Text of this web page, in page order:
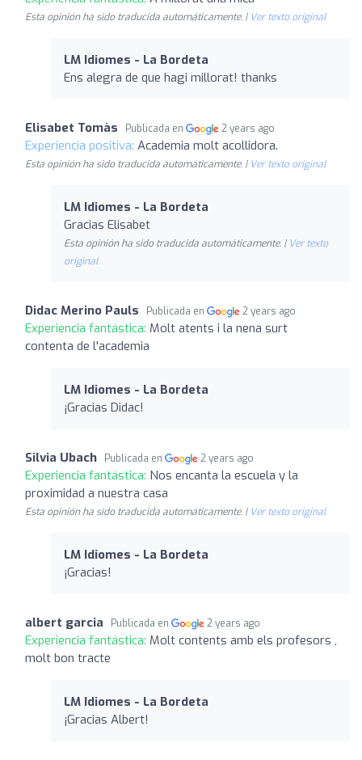
Esta opinión ha sido traducida automáticamente. | Ver texto original
LM Idiomes - La Bordeta
Ens alegra de que hagi millorat! thanks
Elisabet Tomàs Publicada en 2 years ago
Experiencia positiva: Academia molt acollidora.
Esta opinión ha sido traducida automáticamente. | Ver texto original
LM Idiomes - La Bordeta
Gracias Elisabet
Esta opinión ha sido traducida automáticamente. | Ver texto
original
Didac Merino Pauls Publicada en 2 years ago
Experiencia fantástica: Molt atents i la nena surt
contenta de l'academia
LM Idiomes - La Bordeta
¡Gracias Didac!
Silvia Ubach Publicada en 2 years ago
Experiencia fantástica: Nos encanta la escuela y la
proximidad a nuestra casa
Esta opinión ha sido traducida automáticamente. | Ver texto original
LM Idiomes - La Bordeta
¡Gracias!
albert garcia Publicada en 2 years ago
Experiencia fantástica: Molt contents amb els profesors ,
molt bon tracte
LM Idiomes - La Bordeta
¡Gracias Albert!